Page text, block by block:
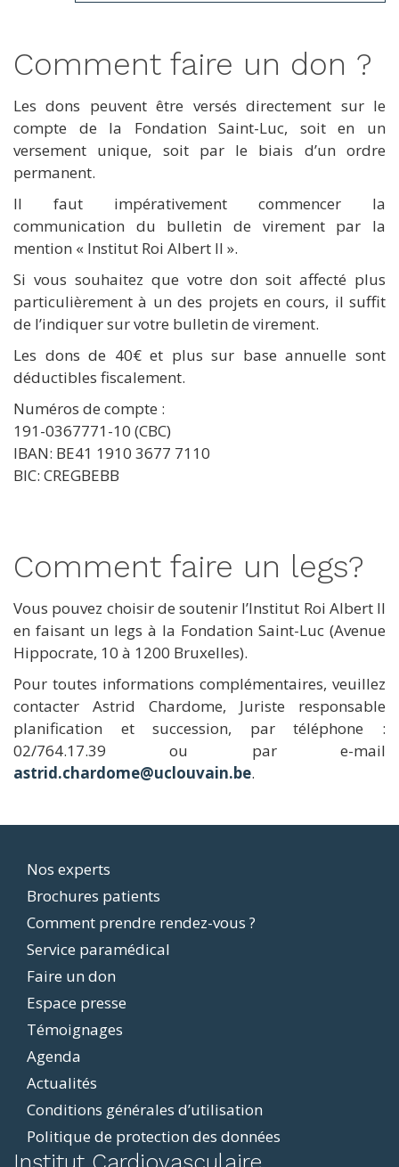
Comment faire un don ?
Les dons peuvent être versés directement sur le
compte de la Fondation Saint-Luc, soit en un
versement unique, soit par le biais d’un ordre
permanent.
Il faut impérativement commencer la
communication du bulletin de virement par la
mention « Institut Roi Albert II ».
Si vous souhaitez que votre don soit affecté plus
particulièrement à un des projets en cours, il suffit
de l’indiquer sur votre bulletin de virement.
Les dons de 40€ et plus sur base annuelle sont
déductibles fiscalement.
Numéros de compte :
191-0367771-10 (CBC)
IBAN: BE41 1910 3677 7110
BIC: CREGBEBB
Comment faire un legs?
Vous pouvez choisir de soutenir l’Institut Roi Albert II
en faisant un legs à la Fondation Saint-Luc (Avenue
Hippocrate, 10 à 1200 Bruxelles).
Pour toutes informations complémentaires, veuillez
contacter Astrid Chardome, Juriste responsable
planification et succession, par téléphone :
02/764.17.39 ou par e-mail
astrid.chardome@uclouvain.be.
Footer
menu
Nos experts
Brochures patients
Comment prendre rendez-vous ?
Service paramédical
Faire un don
Espace presse
Témoignages
Agenda
Actualités
Conditions générales d’utilisation
Politique de protection des données